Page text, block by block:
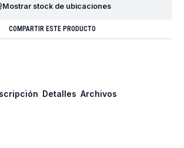
Mostrar stock de ubicaciones
COMPARTIR ESTE PRODUCTO
Detalles Archivos